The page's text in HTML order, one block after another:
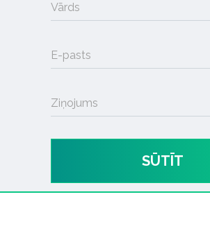
Vārds
E-pasts
Ziņojums
SŪTĪT